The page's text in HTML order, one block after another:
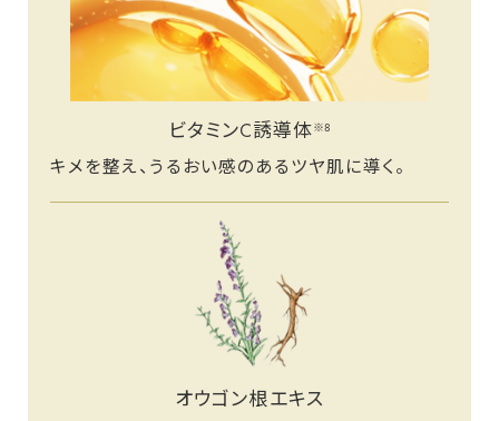
ビタミンC誘導体※8
キメを整え、うるおい感のあるツヤ肌に導く。
オウゴン根エキス